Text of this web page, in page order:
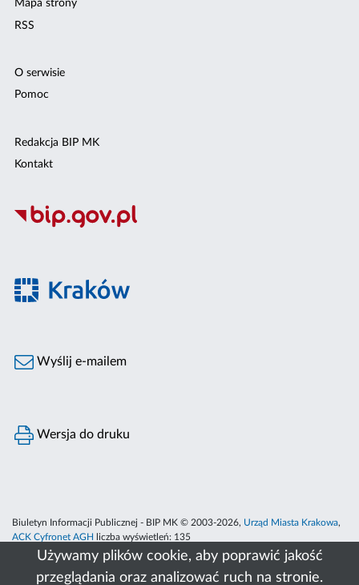
Używamy plików cookie, aby poprawić jakość
przeglądania oraz analizować ruch na stronie.
Mapa strony
RSS
O serwisie
Pomoc
Redakcja BIP MK
Kontakt
Wyślij e-mailem
Wersja do druku
Biuletyn Informacji Publicznej - BIP MK © 2003-2026, Urząd Miasta Krakowa,
ACK Cyfronet AGH
liczba wyświetleń: 135